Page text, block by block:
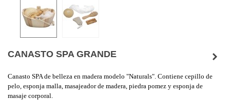
CANASTO SPA GRANDE
Canasto SPA de belleza en madera modelo "Naturals". Contiene cepillo de
pelo, esponja malla, masajeador de madera, piedra pomez y esponja de
masaje corporal.